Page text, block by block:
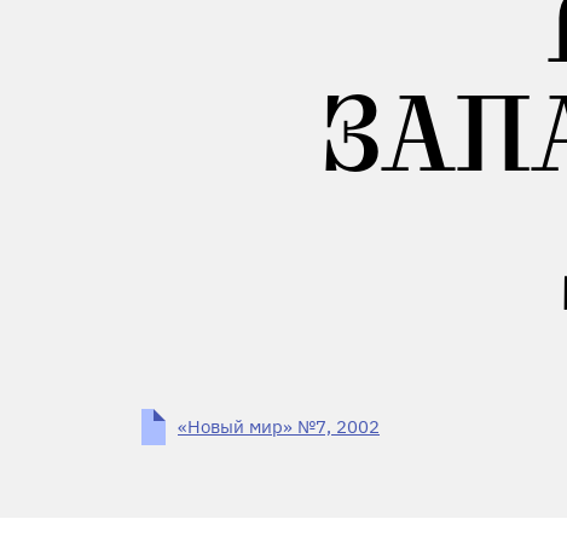
«Новый мир» №7, 2002